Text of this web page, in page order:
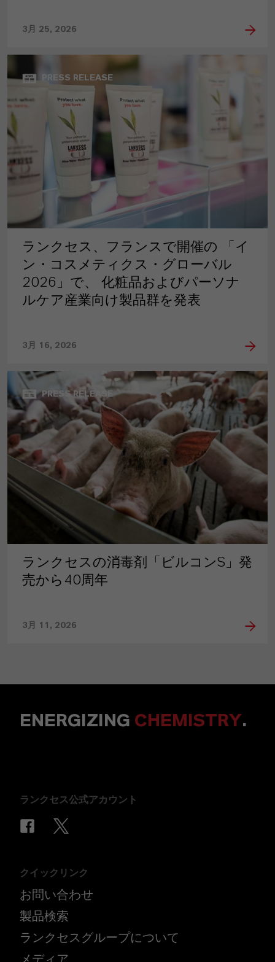
3月 25, 2026
PRESS RELEASE
ランクセス、フランスで開催の 「イ
ン・コスメティクス・グローバル
2026」で、 化粧品およびパーソナ
ルケア産業向け製品群を発表
3月 16, 2026
PRESS RELEASE
ランクセスの消毒剤「ビルコンS」発
売から40周年
3月 11, 2026
ENERGIZING CHEMISTRY.
ランクセス公式アカウント
クイックリンク
お問い合わせ
製品検索
ランクセスグループについて
メディア